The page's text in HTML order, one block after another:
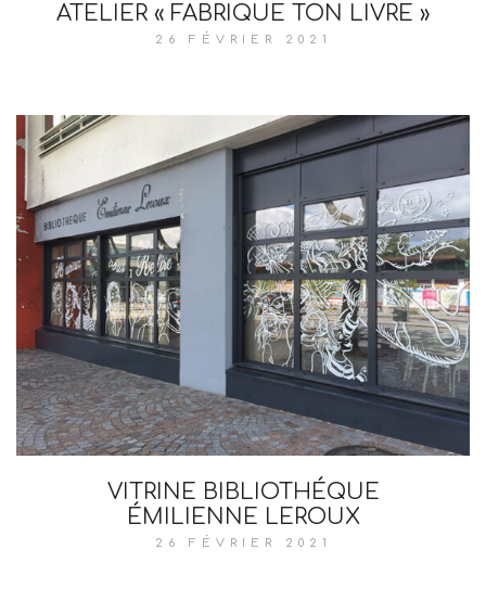
ATELIER « FABRIQUE TON LIVRE »
26 FÉVRIER 2021
VITRINE BIBLIOTHÉQUE
ÉMILIENNE LEROUX
26 FÉVRIER 2021